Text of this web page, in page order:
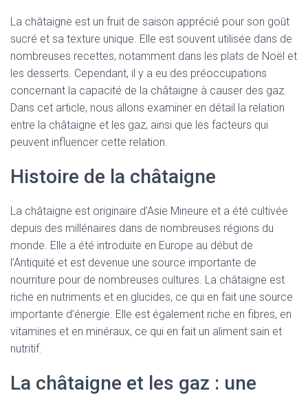
La châtaigne est un fruit de saison apprécié pour son goût
sucré et sa texture unique. Elle est souvent utilisée dans de
nombreuses recettes, notamment dans les plats de Noël et
les desserts. Cependant, il y a eu des préoccupations
concernant la capacité de la châtaigne à causer des gaz.
Dans cet article, nous allons examiner en détail la relation
entre la châtaigne et les gaz, ainsi que les facteurs qui
peuvent influencer cette relation.
Histoire de la châtaigne
La châtaigne est originaire d’Asie Mineure et a été cultivée
depuis des millénaires dans de nombreuses régions du
monde. Elle a été introduite en Europe au début de
l’Antiquité et est devenue une source importante de
nourriture pour de nombreuses cultures. La châtaigne est
riche en nutriments et en glucides, ce qui en fait une source
importante d’énergie. Elle est également riche en fibres, en
vitamines et en minéraux, ce qui en fait un aliment sain et
nutritif.
La châtaigne et les gaz : une